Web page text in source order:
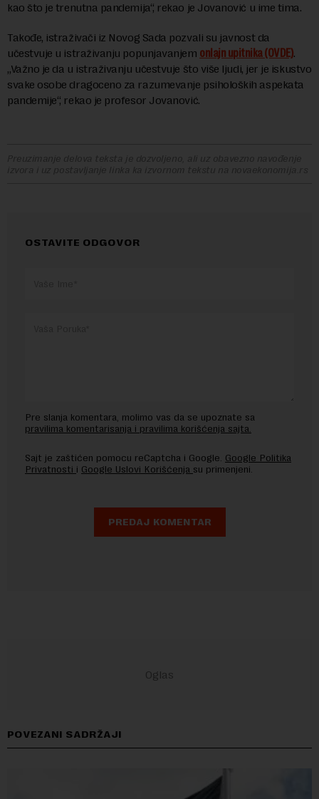
kao što je trenutna pandemija“, rekao je Jovanović u ime tima.
Takođe, istraživači iz Novog Sada pozvali su javnost da
učestvuje u istraživanju popunjavanjem onlajn upitnika (OVDE).
„Važno je da u istraživanju učestvuje što više ljudi, jer je iskustvo
svake osobe dragoceno za razumevanje psiholoških aspekata
pandemije“, rekao je profesor Jovanović.
Preuzimanje delova teksta je dozvoljeno, ali uz obavezno navođenje
izvora i uz postavljanje linka ka izvornom tekstu na novaekonomija.rs
OSTAVITE ODGOVOR
Pre slanja komentara, molimo vas da se upoznate sa
pravilima komentarisanja i pravilima korišćenja sajta.
Sajt je zaštićen pomocu reCaptcha i Google. Google Politika
Privatnosti i Google Uslovi Korišćenja su primenjeni.
POVEZANI SADRŽAJI